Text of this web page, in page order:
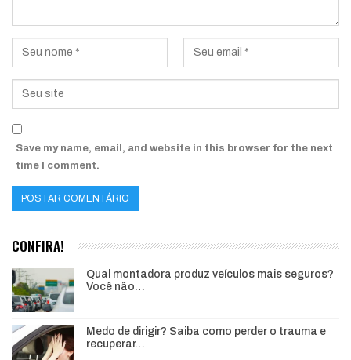
Save my name, email, and website in this browser for the next
time I comment.
CONFIRA!
Qual montadora produz veículos mais seguros?
Você não…
Medo de dirigir? Saiba como perder o trauma e
recuperar…